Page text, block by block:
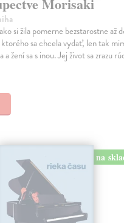
Morisaki
si žila pomerne bezstarostne až
sa chcela vydať, len tak
a žení sa s inou. Jej život sa zrazu
na